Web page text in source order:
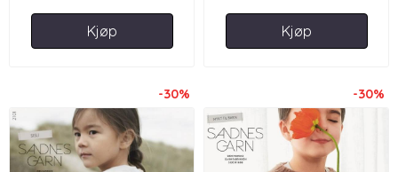
Kjøp Kjøp
-30% -30%